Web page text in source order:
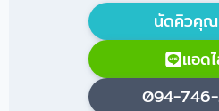
นัดคิวคุ
แอด
094-